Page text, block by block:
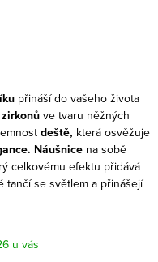
přináší do vašeho života
ve tvaru něžných
deště, která osvěžuje
Náušnice na sobě
celkovému efektu přidává
tančí se světlem a přinášejí